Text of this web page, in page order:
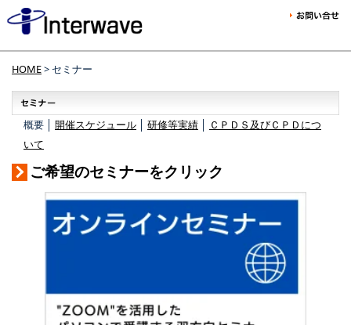
HOME> セミナー
概要 │ 開催スケジュール 研修等実績
ＣＰＤＳ及びＣＰＤにつ
いて
ご希望のセミナーをクリック